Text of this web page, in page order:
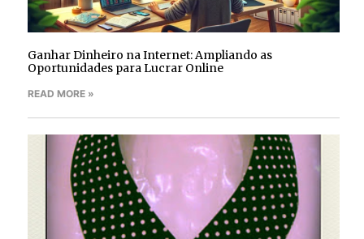
Ganhar Dinheiro na Internet: Ampliando as
Oportunidades para Lucrar Online
READ MORE »